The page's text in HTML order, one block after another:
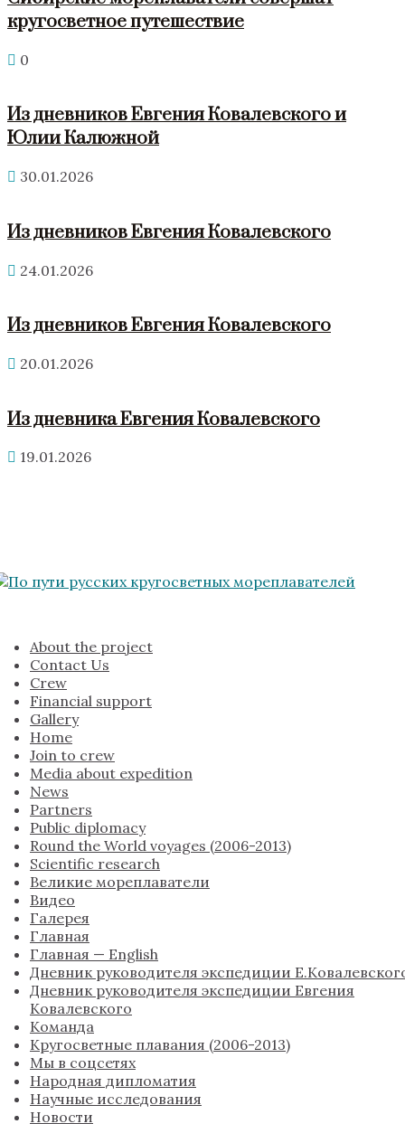
кругосветное путешествие
0
Из дневников Евгения Ковалевского и
Юлии Калюжной
30.01.2026
Из дневников Евгения Ковалевского
24.01.2026
Из дневников Евгения Ковалевского
20.01.2026
Из дневника Евгения Ковалевского
19.01.2026
About the project
Contact Us
Crew
Financial support
Gallery
Home
Join to crew
Media about expedition
News
Partners
Public diplomacy
Round the World voyages (2006-2013)
Scientific research
Великие мореплаватели
Видео
Галерея
Главная
Главная — English
Дневник руководителя экспедиции
Дневник руководителя экспедиции Евгения
Ковалевского
Команда
Кругосветные плавания (2006-2013)
Мы в соцсетях
Народная дипломатия
Научные исследования
Новости